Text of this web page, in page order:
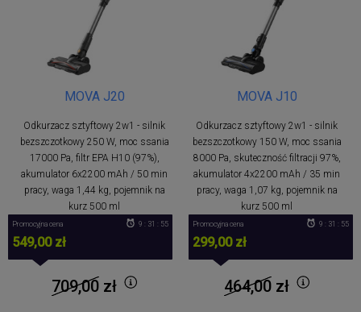
MOVA J20
Odkurzacz sztyftowy 2w1 - silnik
bezszczotkowy 250 W, moc ssania
17000 Pa, filtr EPA H10 (97%),
akumulator 6x2200 mAh / 50 min
pracy, waga 1,44 kg, pojemnik na
kurz 500 ml
Promocyjna cena
549,00 zł
9 : 31 : 54
709,00zł
MOVA J10
Odkurzacz sztyftowy 2w1 - silnik
bezszczotkowy 150 W, moc ssania
8000 Pa, skuteczność filtracji 97%,
akumulator 4x2200 mAh / 35 min
pracy, waga 1,07 kg, pojemnik na
kurz 500 ml
Promocyjna cena
299,00 zł
9 : 31 : 54
464,00zł